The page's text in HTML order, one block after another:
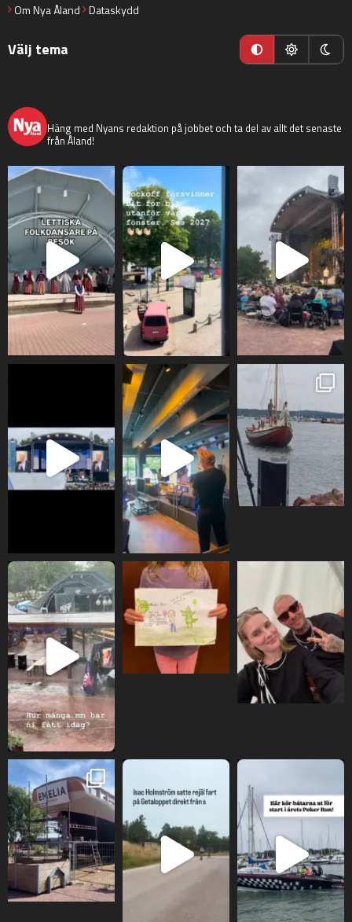
Om Nya Åland Dataskydd
Välj tema
Häng med Nyans redaktion på jobbet och ta del av allt det senaste
från Åland!